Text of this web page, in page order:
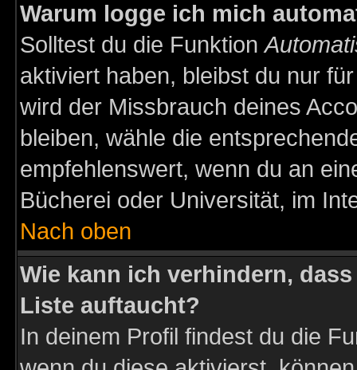
Warum logge ich mich
Solltest du die Funktion
aktiviert haben, bleibst du nur
wird der Missbrauch deines
bleiben, wähle die
empfehlenswert, wenn du an
Bücherei oder Universität, im
Nach oben
Wie kann ich verhindern,
Liste auftaucht?
In deinem Profil findest du die